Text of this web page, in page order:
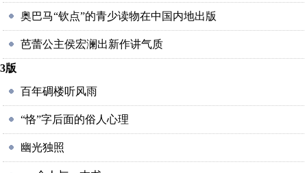
奥巴马“钦点”的青少读物在中国内地出版
芭蕾公主侯宏澜出新作讲气质
3版
百年碉楼听风雨
“恪”字后面的俗人心理
幽光独照